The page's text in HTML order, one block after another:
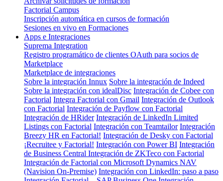
Factorial Campus
Inscripción automática en cursos de formación
Sesiones en vivo en Formaciones
Apps e Integraciones
Suprema Integration
Registro programático de clientes OAuth para socios de
Marketplace
Marketplace de integraciones
Sobre la integración Innux Sobre la integración de Indeed
Sobre la integración con idealDisc Integración de Cobee con
Factorial Integra Factorial con Gmail Integración de Outlook
con Factorial Integración de Payflow con Factorial
Integración de HRider Integración de LinkedIn Limited
Listings con Factorial Integración con Teamtailor Integración
Breezy HR en Factorial! Integración de Desky con Factorial
¡Recruitee y Factorial! Integración con Power BI Integración
de Business Central Integración de ZKTeco con Factorial
Integración de Factorial con Microsoft Dynamics NAV
(Navision On-Premise) Integración con LinkedIn: paso a paso